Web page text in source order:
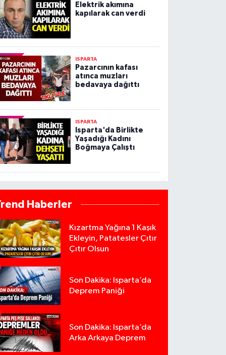
Elektrik akımına
kapılarak can verdi
ISPARTA
Pazarcının kafası
atınca muzları
bedavaya dağıttı
ISPARTA
Isparta'da Birlikte
Yaşadığı Kadını
Boğmaya Çalıştı
Haberler
Kızartma Yağına 1 Kaşık
Ekleyin, Patatesler Çıtır
Çıtır Olsun
Son Dakika: Isparta’da
Deprem Paniği
Son Dakika: Isparta’da
Arka Arkaya Deprem